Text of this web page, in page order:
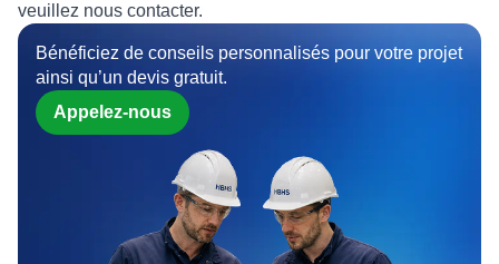
veuillez nous contacter.
Bénéficiez de conseils personnalisés pour votre projet
ainsi qu’un devis gratuit.
Appelez-nous